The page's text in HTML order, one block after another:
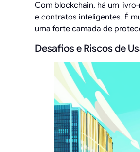
Com blockchain, há um
e contratos inteligentes. É
uma forte camada de
Desafios e Riscos de